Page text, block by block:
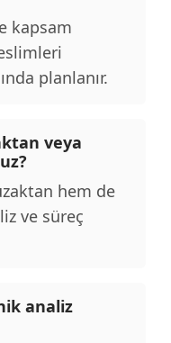
kapsam
planlanır.
veya
hem de
ve süreç
analiz